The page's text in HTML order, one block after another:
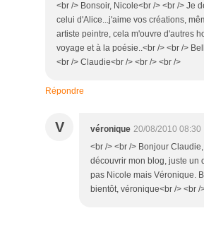
<br /> Bonsoir, Nicole<br /> <br /> Je
celui d'Alice...j'aime vos créations,
artiste peintre, cela m'ouvre d'autres
voyage et à la poésie..<br /> <br />
<br /> Claudie<br /> <br /> <br />
Répondre
V véronique 20/08/2010 08:30
<br /> <br /> Bonjour
découvrir mon blog, juste un
pas Nicole mais Véronique.
bientôt, véronique<br /> <br /